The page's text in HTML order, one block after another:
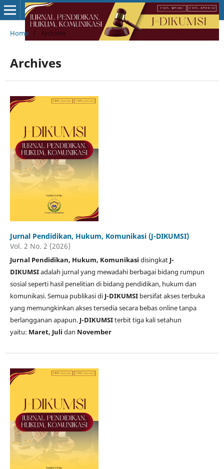
Home / Archives
Archives
Jurnal Pendidikan, Hukum, Komunikasi (J-DIKUMSI)
Vol. 2 No. 2 (2026)
Jurnal Pendidikan, Hukum, Komunikasi disingkat J-
DIKUMSIadalah jurnal yang mewadahi berbagai bidang rumpun
sosial seperti hasil penelitian di bidang pendidikan, hukum dan
komunikasi. Semua publikasi di J-DIKUMSI bersifat akses terbuka
yang memungkinkan akses tersedia secara bebas online tanpa
berlangganan apapun. J-DIKUMSIterbit tiga kali setahun
yaitu: Maret, Juli dan November